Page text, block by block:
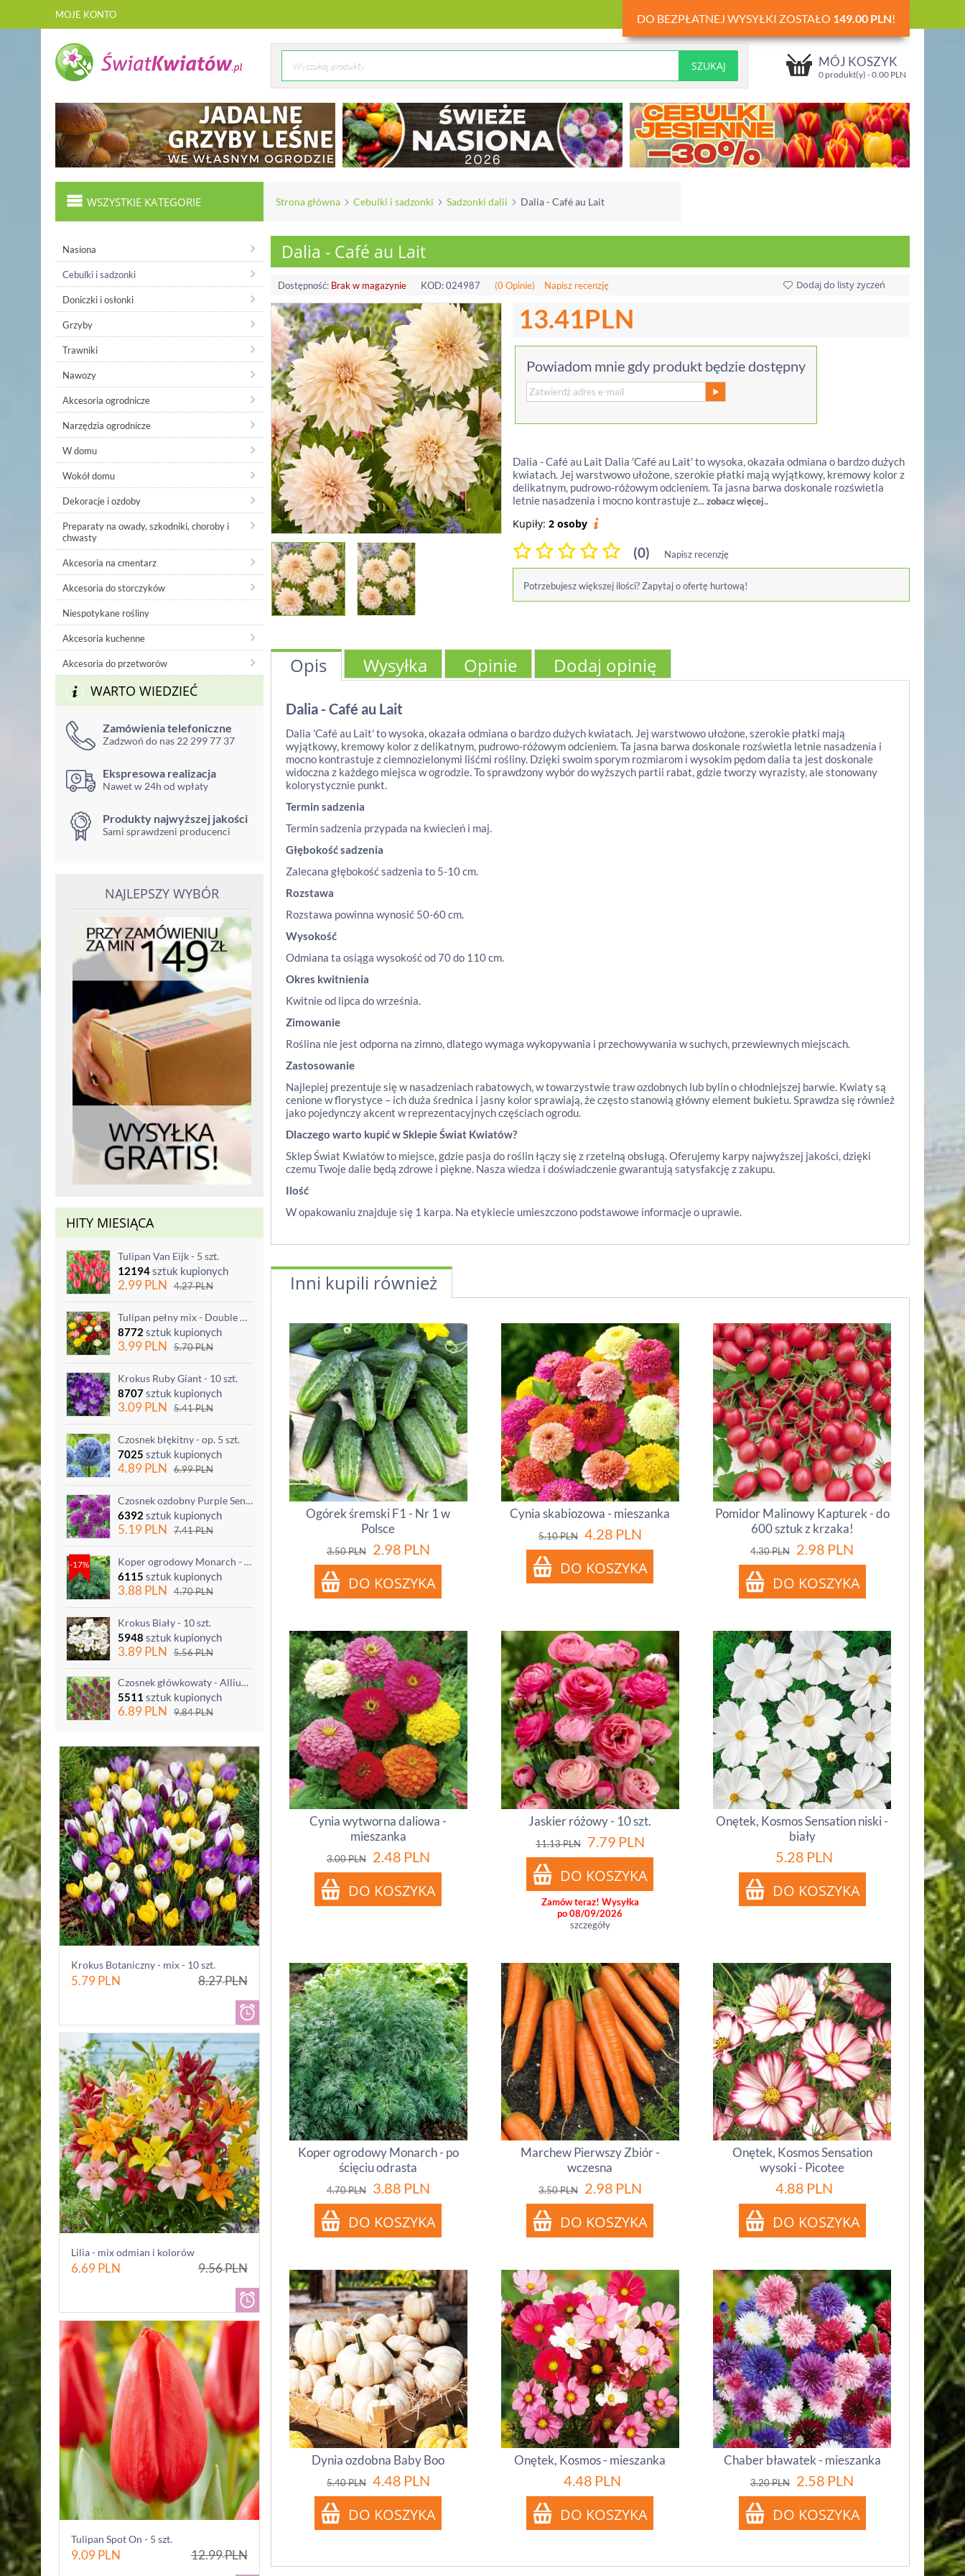
MOJE KONTO DO BEZPŁATNEJ WYSYŁKI ZOSTAŁO 149.00 PLN!
MÓJ KOSZYK
0 produkt(y) -0.00 PLN
WSZYSTKIE KATEGORIE Strona główna Cebulki i sadzonki Sadzonki dalii Dalia - Café au Lait
Nasiona
Cebulki i sadzonki
Doniczki i osłonki
Grzyby
Trawniki
Nawozy
Akcesoria ogrodnicze
Narzędzia ogrodnicze
W domu
Wokół domu
Dekoracje i ozdoby
Preparaty na owady, szkodniki, choroby i
chwasty
Akcesoria na cmentarz
Akcesoria do storczyków
Niespotykane rośliny
Akcesoria kuchenne
Akcesoria do przetworów
WARTO WIEDZIEĆ
Zamówienia telefoniczne
Zadzwoń do nas 22 299 77 37
Ekspresowa realizacja
Nawet w 24h od wpłaty
Produkty najwyższej jakości
Sami sprawdzeni producenci
NAJLEPSZY WYBÓR
HITY MIESIĄCA
Tulipan Van Eijk - 5 szt.
12194sztuk kupionych
2.99PLN 4.27PLN
Tulipan pełny mix - Double mix - 5 szt.
8772 sztuk kupionych
3.99PLN 5.70PLN
Krokus Ruby Giant - 10 szt.
8707sztuk kupionych
3.09PLN 5.41PLN
Czosnek błękitny - op. 5 szt.
7025 sztuk kupionych
4.89PLN 6.99PLN
Czosnek ozdobny Purple Sensation - op. 3 szt.
6392 sztuk kupionych
5.19PLN 7.41PLN
-17% Koper ogrodowy Monarch - po ścięciu odrasta
6115 sztuk kupionych
3.88 PLN 4.70PLN
Krokus Biały - 10 szt.
5948 sztuk kupionych
3.89PLN 5.56PLN
Czosnek główkowaty - Allium sphaerocephalon - 20 szt.
5511 sztuk kupionych
6.89PLN 9.84PLN
Krokus Botaniczny - mix - 10 szt.
5.79PLN 8.27PLN
Lilia - mix odmian i kolorów
6.69PLN 9.56PLN
Tulipan Spot On - 5 szt.
9.09PLN 12.99PLN
Dalia - Café au Lait
Dostępność: Brak w magazynie KOD:024987 (0 Opinie) Napisz recenzję Dodaj do listy życzeń
13.41PLN
Powiadom mnie gdy produkt będzie dostępny
Dalia - Café au Lait Dalia 'Café au Lait' to wysoka, okazała odmiana o bardzo dużych
kwiatach. Jej warstwowo ułożone, szerokie płatki mają wyjątkowy, kremowy kolor z
delikatnym, pudrowo-różowym odcieniem. Ta jasna barwa doskonale rozświetla
letnie nasadzenia i mocno kontrastuje z...zobacz więcej..
Kupiły: 2 osoby
(0) Napisz recenzję
Potrzebujesz większej ilości? Zapytaj o ofertę hurtową!
Opis Wysyłka Opinie Dodaj opinię
Dalia - Café au Lait
Dalia 'Café au Lait' to wysoka, okazała odmiana o bardzo dużych kwiatach. Jej warstwowo ułożone, szerokie płatki mają
wyjątkowy, kremowy kolor z delikatnym, pudrowo-różowym odcieniem. Ta jasna barwa doskonale rozświetla letnie nasadzenia i
mocno kontrastuje z ciemnozielonymi liśćmi rośliny. Dzięki swoim sporym rozmiarom i wysokim pędom dalia ta jest doskonale
widoczna z każdego miejsca w ogrodzie. To sprawdzony wybór do wyższych partii rabat, gdzie tworzy wyrazisty, ale stonowany
kolorystycznie punkt.
Termin sadzenia
Termin sadzenia przypada na kwiecień i maj.
Głębokość sadzenia
Zalecana głębokość sadzenia to 5-10 cm.
Rozstawa
Rozstawa powinna wynosić 50-60 cm.
Wysokość
Odmiana ta osiąga wysokość od 70 do 110 cm.
Okres kwitnienia
Kwitnie od lipca do września.
Zimowanie
Roślina nie jest odporna na zimno, dlatego wymaga wykopywania i przechowywania w suchych, przewiewnych miejscach.
Zastosowanie
Najlepiej prezentuje się w nasadzeniach rabatowych, w towarzystwie traw ozdobnych lub bylin o chłodniejszej barwie. Kwiaty są
cenione w florystyce – ich duża średnica i jasny kolor sprawiają, że często stanowią główny element bukietu. Sprawdza się również
jako pojedynczy akcent w reprezentacyjnych częściach ogrodu.
Dlaczego warto kupić w Sklepie Świat Kwiatów?
Sklep Świat Kwiatów to miejsce, gdzie pasja do roślin łączy się z rzetelną obsługą. Oferujemy karpy najwyższej jakości, dzięki
czemu Twoje dalie będą zdrowe i piękne. Nasza wiedza i doświadczenie gwarantują satysfakcję z zakupu.
Ilość
W opakowaniu znajduje się 1 karpa. Na etykiecie umieszczono podstawowe informacje o uprawie.
Inni kupili również
Ogórek śremski F1 - Nr 1 w
Polsce
3.50PLN 2.98 PLN
Cynia skabiozowa - mieszanka
5.10PLN 4.28 PLN
Pomidor Malinowy Kapturek - do
600 sztuk z krzaka!
4.30PLN 2.98 PLN
Cynia wytworna daliowa -
mieszanka
3.00PLN 2.48 PLN
Jaskier różowy - 10 szt.
11.13PLN 7.79 PLN
Zamów teraz! Wysyłka
po 08/09/2026
szczegóły
Onętek, Kosmos Sensation niski -
biały
5.28 PLN
Koper ogrodowy Monarch - po
ścięciu odrasta
4.70PLN 3.88 PLN
Marchew Pierwszy Zbiór -
wczesna
3.50PLN 2.98 PLN
Onętek, Kosmos Sensation
wysoki - Picotee
4.88 PLN
Dynia ozdobna Baby Boo
5.40PLN 4.48 PLN
Onętek, Kosmos - mieszanka
4.48 PLN
Chaber bławatek - mieszanka
3.20PLN 2.58 PLN